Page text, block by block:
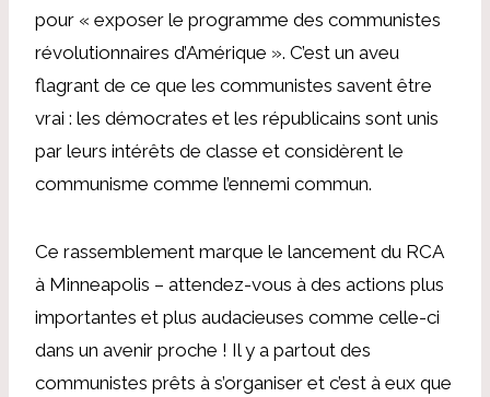
pour « exposer le programme des communistes
révolutionnaires d’Amérique ». C’est un aveu
flagrant de ce que les communistes savent être
vrai : les démocrates et les républicains sont unis
par leurs intérêts de classe et considèrent le
communisme comme l’ennemi commun.
Ce rassemblement marque le lancement du RCA
à Minneapolis – attendez-vous à des actions plus
importantes et plus audacieuses comme celle-ci
dans un avenir proche ! Il y a partout des
communistes prêts à s’organiser et c’est à eux que